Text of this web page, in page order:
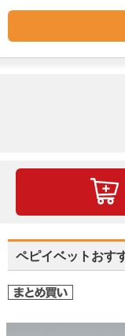
ペピイベットおす